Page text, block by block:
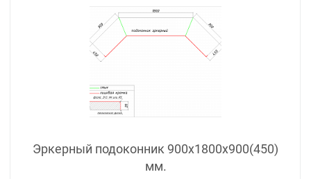
Эркерный подоконник 900х1800х900(450)
мм.